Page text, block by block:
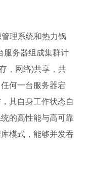
理系统和热力锅
服务器组成集群计
，网络)共享，共
何一台服务器宕
其自身工作状态自
的高性能与高可靠
模式，能够并发吞